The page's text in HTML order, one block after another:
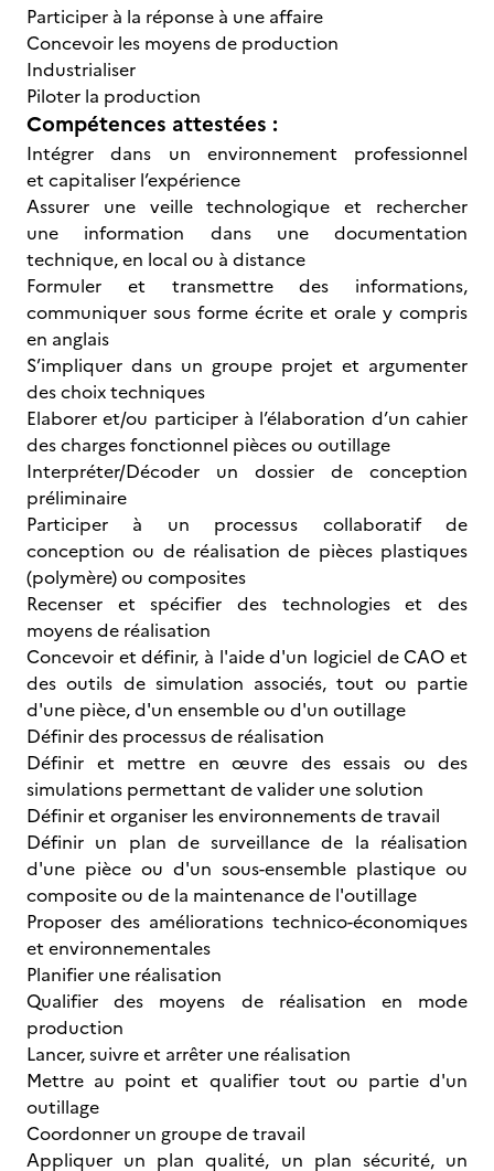
Participer à la réponse à une affaire
Concevoir les moyens de production
Industrialiser
Piloter la production
Compétences attestées :
Intégrer dans un environnement professionnel
et capitaliser l’expérience
Assurer une veille technologique et rechercher
une information dans une documentation
technique, en local ou à distance
Formuler et transmettre des informations,
communiquer sous forme écrite et orale y compris
en anglais
S’impliquer dans un groupe projet et argumenter
des choix techniques
Elaborer et/ou participer à l’élaboration d’un cahier
des charges fonctionnel pièces ou outillage
Interpréter/Décoder un dossier de conception
préliminaire
Participer à un processus collaboratif de
conception ou de réalisation de pièces plastiques
(polymère) ou composites
Recenser et spécifier des technologies et des
moyens de réalisation
Concevoir et définir, à l'aide d'un logiciel de CAO et
des outils de simulation associés, tout ou partie
d'une pièce, d'un ensemble ou d'un outillage
Définir des processus de réalisation
Définir et mettre en œuvre des essais ou des
simulations permettant de valider une solution
Définir et organiser les environnements de travail
Définir un plan de surveillance de la réalisation
d'une pièce ou d'un sous-ensemble plastique ou
composite ou de la maintenance de l'outillage
Proposer des améliorations technico-économiques
et environnementales
Planifier une réalisation
Qualifier des moyens de réalisation en mode
production
Lancer, suivre et arrêter une réalisation
Mettre au point et qualifier tout ou partie d'un
outillage
Coordonner un groupe de travail
Appliquer un plan qualité, un plan sécurité, un